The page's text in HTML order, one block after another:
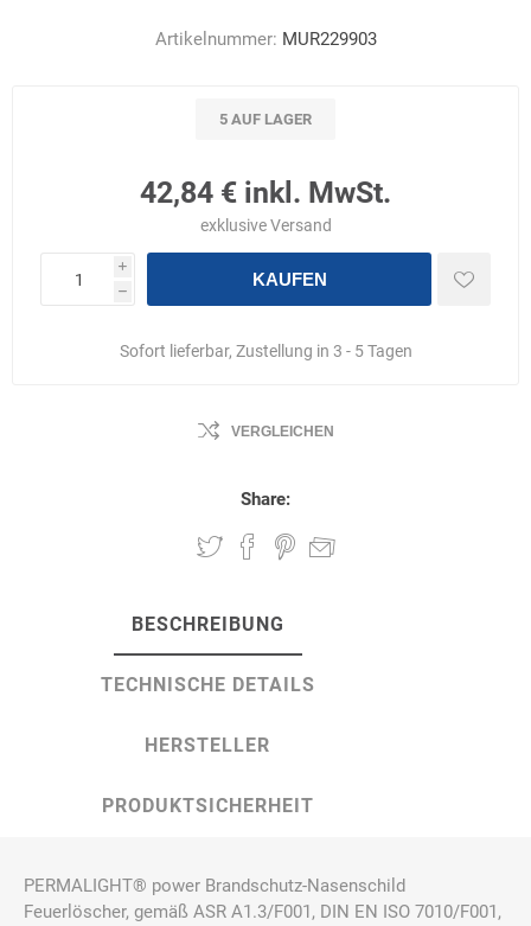
Artikelnummer: MUR229903
5 AUF LAGER
42,84 € inkl. MwSt.
exklusiveVersand
i
h
KAUFEN
Sofort lieferbar, Zustellung in 3 - 5 Tagen
VERGLEICHEN
Share:
BESCHREIBUNG
TECHNISCHE DETAILS
HERSTELLER
PRODUKTSICHERHEIT
PERMALIGHT® power Brandschutz-Nasenschild
Feuerlöscher, gemäß ASR A1.3/F001, DIN EN ISO 7010/F001,